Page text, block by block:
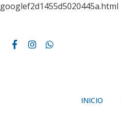
googlef2d1455d5020445a.html
INICIO